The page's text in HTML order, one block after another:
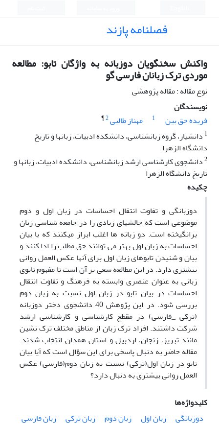
فصلنامه پازند
واکنش سخنگویان دوزبانه به واژگان تابو: مطالعه
موردی ترک زبانان فارسی گو
نوع مقاله : مقاله پژوهشی
نویسندگان
فریده حق بین
1 مهناز طالبی2
¶
1 دانشیار، گروه زبانشناسی، دانشکده ادبیات، زبانها و تاریخ
دانشگاه الزهرا
2دانشجوی کارشناسی ارشد زبانشناسی، دانشکده ادبیات، زبانها و
تاریخ دانشگاه الزهرا
چکیده
دوزبانگی و تفاوت انتقال احساسات در زبان اول و دوم
موضوعی است که چالشهای زیادی را در جامعه شناسی زبان
برانگیخته است. دو زبانه ها اغلب ابراز میکنند که با بیان
احساسات به زبان اول بهتر می توانند حق مطلب را ادا کنند و
بیان و شنیدن تابوهای زبان اول برای آنها عکس العمل روانی
بیشتری دارد. در این مطالعه سعی بر آن است تا مفهوم تابوی
زبانی به عنوان عنصری وابسته به فرهنگ و تفاوت انتقال
احساسات در بیان تابو در زبان اول نسبت به زبان دوم
بررسی شود. در این پژوهش 40 دانشجوی دختر دوزبانه
(ترکی _فارسی) در مقطع کارشناسی و کارشناسی ارشد
شرکت داشتند. افراد ترک زبان از مناطق مختلف ترک نشین
مانند تبریز، زنجان، اردبیل و استان همدان انتخاب شدند.
مقاله حاضر به دنبال پاسخی برای این سؤال است که آیا بیان
تابو در زبان اول(ترکی) نسبت به زبان دوم(فارسی) عکس
العمل روانی بیشتری به دنبال دارد؟
کلیدواژه‌ها
دوزبانگی
زبان اول زبان دوم زبان ترکی زبان فارسی